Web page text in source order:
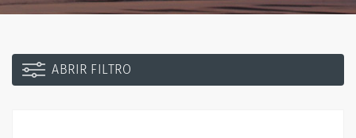
ABRIR FILTRO